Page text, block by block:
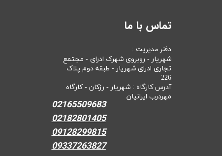
تماس با ما
دفتر مدیریت :
شهریار - روبروی شهرک ادرای - مجتمع
تجاری ادرای شهریار - طبقه دوم پلاک
226
آدرس کارگاه : شهریار - رزکان - کارگاه
مهردرب ایرانیان
02165509683
02182801405
09128299815
09337263827